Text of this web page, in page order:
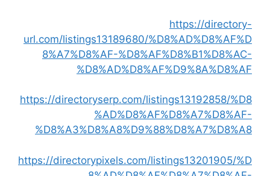
https://directory-
url.com/listings13189680/%D8%AD%D8%AF%D
8%A7%D8%AF-%D8%AF%D8%B1%D8%AC-
%D8%AD%D8%AF%D9%8A%D8%AF
https://directoryserp.com/listings13192858/%D8
%AD%D8%AF%D8%A7%D8%AF-
%D8%A3%D8%A8%D9%88%D8%A7%D8%A8
https://directorypixels.com/listings13201905/%D